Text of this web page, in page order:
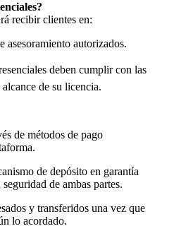
recibir clientes en:
asesoramiento autorizados.
deben cumplir con las
de su licencia.
de métodos de pago
de depósito en garantía
de ambas partes.
y transferidos una vez que
lo acordado.